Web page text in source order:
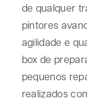
de qualquer
pintores
agilidade e
box de
pequenos
realizados